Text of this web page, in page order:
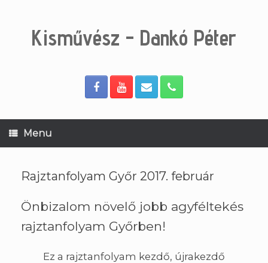
Kisművész - Dankó Péter
Menu
Rajztanfolyam Győr 2017. február
Önbizalom növelő jobb agyféltekés
rajztanfolyam Győrben!
Ez a rajztanfolyam kezdő, újrakezdő